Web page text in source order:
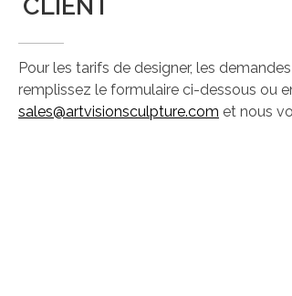
CLIENT
Pour les tarifs de designer, les
remplissez le formulaire ci-dessous ou
sales@artvisionsculpture.com et nous